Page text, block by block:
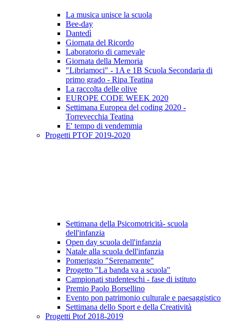
La musica unisce la scuola
Bee-day
Dantedì
Giornata del Ricordo
Laboratorio di carnevale
Giornata della Memoria
"Libriamoci" - 1A e 1B Scuola Secondaria di
primo grado - Ripa Teatina
La raccolta delle olive
EUROPE CODE WEEK 2020
Settimana Europea del coding 2020 -
Torrevecchia Teatina
E' tempo di vendemmia
Progetti PTOF 2019-2020
Settimana della Psicomotricità- scuola
dell'infanzia
Open day scuola dell'infanzia
Natale alla scuola dell'infanzia
Pomeriggio "Serenamente"
Progetto "La banda va a scuola"
Campionati studenteschi - fase di istituto
Premio Paolo Borsellino
Evento pon patrimonio culturale e paesaggistico
Settimana dello Sport e della Creatività
Progetti Ptof 2018-2019